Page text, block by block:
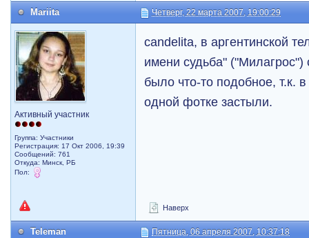
Mariita Четверг, 22 марта 2007, 19:00:29
Активный участник
Группа: Участники
Регистрация: 17 Окт 2006, 19:39
Сообщений: 761
Откуда: Минск, РБ
Пол:
candelita, в аргентинской
имени судьба" ("Милагрос")
было что-то подобное, т.к.
одной фотке застыли.
Наверх
Teleman Пятница, 06 апреля 2007, 10:37:18